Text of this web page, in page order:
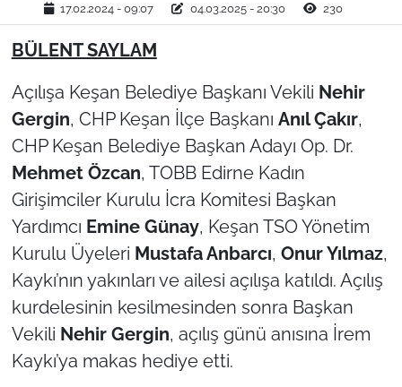
17.02.2024 - 09:07 04.03.2025 - 20:30 230
BÜLENT SAYLAM
Açılışa Keşan Belediye Başkanı Vekili Nehir
Gergin, CHP Keşan İlçe Başkanı Anıl Çakır,
CHP Keşan Belediye Başkan Adayı Op. Dr.
Mehmet Özcan, TOBB Edirne Kadın
Girişimciler Kurulu İcra Komitesi Başkan
Yardımcı Emine Günay, Keşan TSO Yönetim
Kurulu Üyeleri Mustafa Anbarcı, Onur Yılmaz,
Kaykı’nın yakınları ve ailesi açılışa katıldı. Açılış
kurdelesinin kesilmesinden sonra Başkan
Vekili Nehir Gergin, açılış günü anısına İrem
Kaykı’ya makas hediye etti.
TEKİRDAĞ
KIRKLARELİ
TÜRKİYE
Bölge
Güvenlik